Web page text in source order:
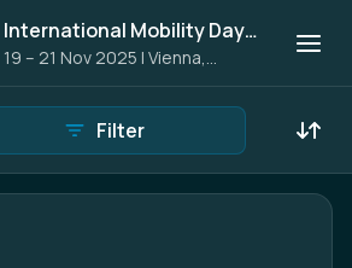
International Mobility Days 2025
19 – 21 Nov 2025 | Vienna,
Austria
- All
Participant
Filter